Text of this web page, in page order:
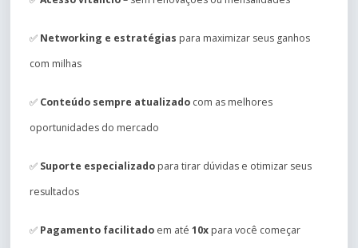
✅ Networking e estratégias para maximizar seus ganhos
com milhas
✅ Conteúdo sempre atualizado com as melhores
oportunidades do mercado
✅ Suporte especializado para tirar dúvidas e otimizar seus
resultados
✅ Pagamento facilitado em até 10x para você começar